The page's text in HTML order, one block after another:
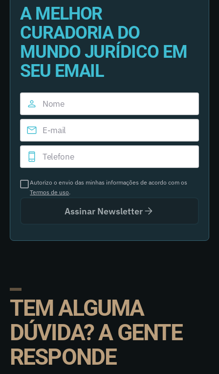
A MELHOR
CURADORIA DO
MUNDO JURÍDICO EM
SEU EMAIL
Autorizo o envio das minhas informações de acordo com os
Termos de uso.
Assinar Newsletter
TEM ALGUMA
DÚVIDA? A GENTE
RESPONDE